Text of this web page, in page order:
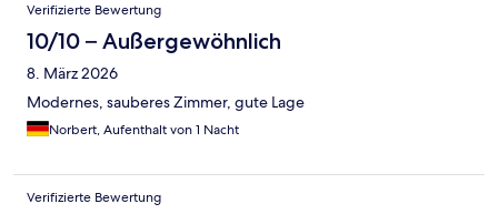
Verifizierte Bewertung
10/10 – Außergewöhnlich
8. März 2026
Modernes, sauberes Zimmer, gute Lage
Norbert, Aufenthalt von 1 Nacht
Verifizierte Bewertung